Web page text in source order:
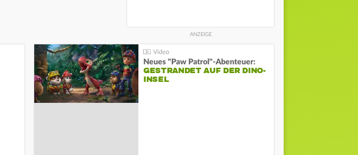
Neues "Paw Patrol"-Abenteuer:
GESTRANDET AUF DER DINO-
INSEL